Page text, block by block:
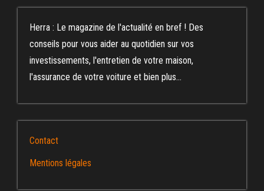
Herra : Le magazine de l'actualité en bref ! Des
conseils pour vous aider au quotidien sur vos
investissements, l'entretien de votre maison,
l'assurance de votre voiture et bien plus...
Contact
Mentions légales